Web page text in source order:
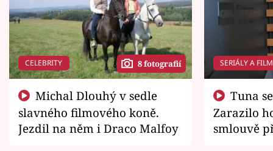
CELEBRITY 8 fotografií
slavného filmového koně.
Jezdil na něm i Draco Malfoy
SERIÁLY A
Zarazilo
smlouvě